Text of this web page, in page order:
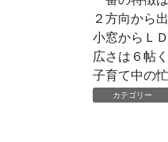
２方向から
小窓からＬ
広さは６帖く
子育て中の
カテゴリー